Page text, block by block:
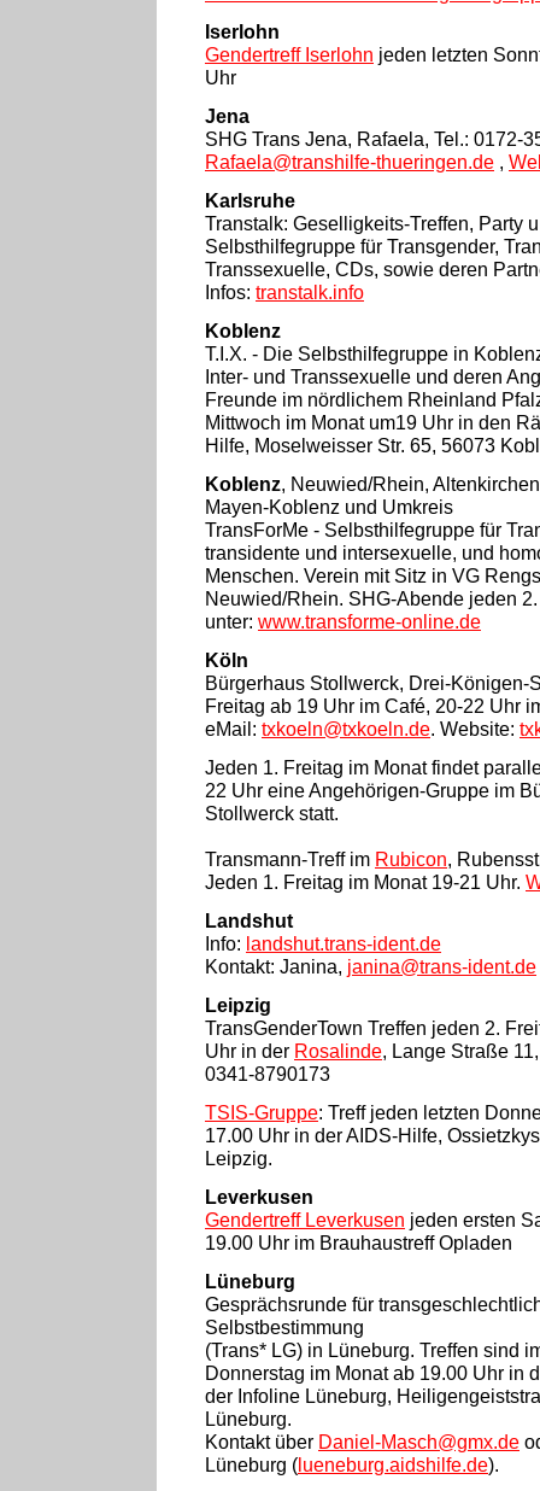
Iserlohn
Gendertreff Iserlohn jeden letzten
Uhr
Jena
SHG Trans Jena, Rafaela, Tel.: 0172-
Rafaela@transhilfe-thueringen.de ,
Karlsruhe
Transtalk: Geselligkeits-Treffen, Party
Selbsthilfegruppe für Transgender,
Transsexuelle, CDs, sowie deren
Infos: transtalk.info
Koblenz
T.I.X. - Die Selbsthilfegruppe in
Inter- und Transsexuelle und deren
Freunde im nördlichem Rheinland
Mittwoch im Monat um19 Uhr in den
Hilfe, Moselweisser Str. 65, 56073
Koblenz, Neuwied/Rhein,
Mayen-Koblenz und Umkreis
TransForMe - Selbsthilfegruppe für
transidente und intersexuelle, und
Menschen. Verein mit Sitz in VG
Neuwied/Rhein. SHG-Abende jeden
unter: www.transforme-online.de
Köln
Bürgerhaus Stollwerck, Drei-Königen-
Freitag ab 19 Uhr im Café, 20-22 Uhr
eMail: txkoeln@txkoeln.de. Website:
Jeden 1. Freitag im Monat findet
22 Uhr eine Angehörigen-Gruppe im
Stollwerck statt.
Transmann-Treff im Rubicon,
Jeden 1. Freitag im Monat 19-21 Uhr.
Landshut
Info: landshut.trans-ident.de
Kontakt: Janina, janina@trans-ident.de
Leipzig
TransGenderTown Treffen jeden 2.
Uhr in der Rosalinde, Lange Straße
0341-8790173
TSIS-Gruppe: Treff jeden letzten
17.00 Uhr in der AIDS-Hilfe,
Leipzig.
Leverkusen
Gendertreff Leverkusen jeden ersten
19.00 Uhr im Brauhaustreff Opladen
Lüneburg
Gesprächsrunde für
Selbstbestimmung
(Trans* LG) in Lüneburg. Treffen sind
Donnerstag im Monat ab 19.00 Uhr in
der Infoline Lüneburg,
Lüneburg.
Kontakt über Daniel-Masch@gmx.de
Lüneburg (lueneburg.aidshilfe.de).